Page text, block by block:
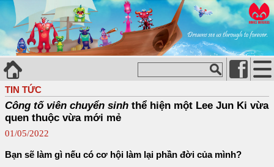
TIN TỨC
Công tố viên chuyển sinh thể hiện một Lee Jun Ki vừa
quen thuộc vừa mới mẻ
01/05/2022
Bạn sẽ làm gì nếu có cơ hội làm lại phần đời của mình?